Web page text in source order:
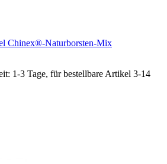
Chinex®-Naturborsten-Mix
1-3 Tage, für bestellbare Artikel 3-14